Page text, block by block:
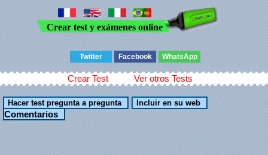
Crear test y exámenes online
Twitter Facebook WhatsApp
Crear Test Ver otros Tests
Comentarios